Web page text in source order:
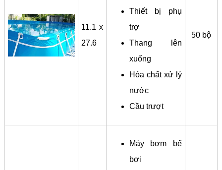
11.1 x
27.6
Thiết bị phụ
trợ
Thang lên
xuống
Hóa chất xử lý
nước
Cầu trượt
50 bộ
Máy bơm bể
bơi